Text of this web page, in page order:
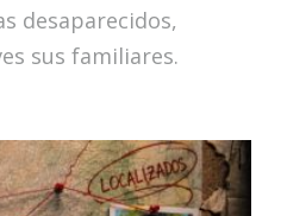
desaparecidos,
sus familiares.